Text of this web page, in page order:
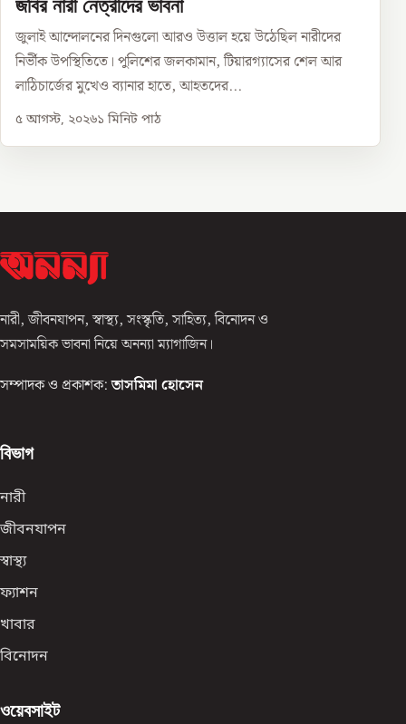
জুলাই আন্দোলনের দিনগুলো আরও উত্তাল হয়ে উঠেছিল নারীদের
নির্ভীক উপস্থিতিতে। পুলিশের জলকামান, টিয়ারগ্যাসের শেল আর
লাঠিচার্জের মুখেও ব্যানার হাতে, আহতদের...
৫ আগস্ট, ২০২৬১ মিনিট পাঠ
নারী, জীবনযাপন, স্বাস্থ্য, সংস্কৃতি, সাহিত্য, বিনোদন ও
সমসাময়িক ভাবনা নিয়ে অনন্যা ম্যাগাজিন।
সম্পাদক ও প্রকাশক: তাসমিমা হোসেন
বিভাগ
নারী
জীবনযাপন
স্বাস্থ্য
ফ্যাশন
খাবার
বিনোদন
ওয়েবসাইট